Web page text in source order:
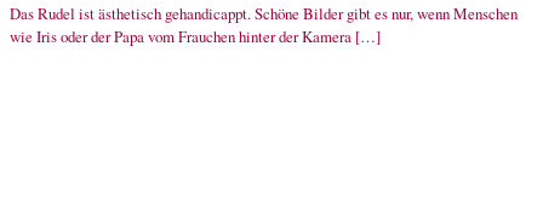
Das Rudel ist ästhetisch gehandicappt. Schöne Bilder gibt es nur, wenn Menschen
wie Iris oder der Papa vom Frauchen hinter der Kamera […]